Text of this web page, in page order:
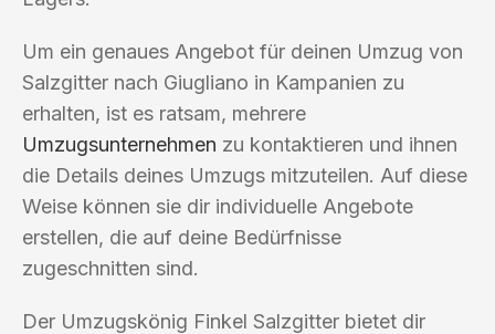
Um ein genaues Angebot für deinen Umzug von
Salzgitter nach Giugliano in Kampanien zu
erhalten, ist es ratsam, mehrere
Umzugsunternehmen zu kontaktieren und ihnen
die Details deines Umzugs mitzuteilen. Auf diese
Weise können sie dir individuelle Angebote
erstellen, die auf deine Bedürfnisse
zugeschnitten sind.
Der Umzugskönig Finkel Salzgitter bietet dir